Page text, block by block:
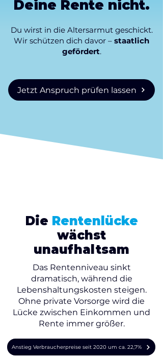
Deine Rente nicht.
Du wirst in die Altersarmut geschickt.
Wir schützen dich davor – staatlich
gefördert.
Jetzt Anspruch prüfen lassen
Die Rentenlücke
wächst
unaufhaltsam
Das Rentenniveau sinkt
dramatisch, während die
Lebenshaltungskosten steigen.
Ohne private Vorsorge wird die
Lücke zwischen Einkommen und
Rente immer größer.
Anstieg Verbraucherpreise seit 2020 um ca. 22,7%